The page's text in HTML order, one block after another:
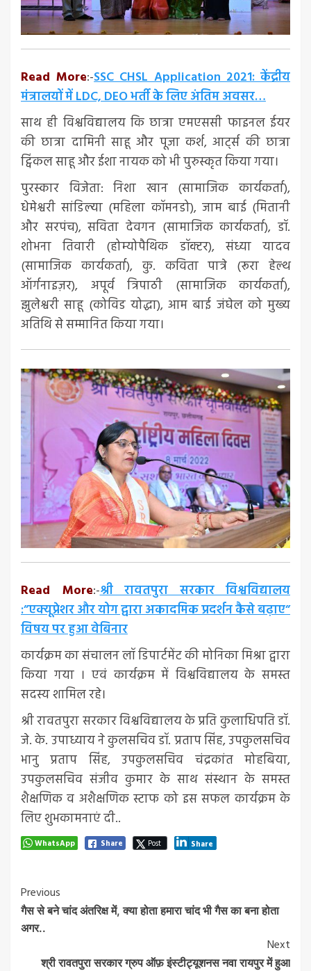
Read More:-SSC CHSL Application 2021: केंद्रीय
मंत्रालयों में LDC, DEO भर्ती के लिए अंतिम अवसर…
साथ ही विश्वविद्यालय कि छात्रा एमएससी फाइनल ईयर
की छात्रा दामिनी साहू और पूजा कर्श, आर्ट्स की छात्रा
ट्विंकल साहू और ईशा नायक को भी पुरुस्कृत किया गया।
पुरस्कार विजेता: निशा खान (सामाजिक कार्यकर्ता),
धेमेश्वरी सांडिल्या (महिला कॉमनडो), जाम बाई (मितानी
और सरपंच), सविता देवगन (सामाजिक कार्यकर्ता), डॉ.
शोभना तिवारी (होम्योपैथिक डॉक्टर), संध्या यादव
(सामाजिक कार्यकर्ता), कु. कविता पात्रे (रूरा हेल्थ
ऑर्गनाइज़र), अपूर्व त्रिपाठी (सामाजिक कार्यकर्ता),
झुलेश्वरी साहू (कोविड योद्धा), आम बाई जंघेल को मुख्य
अतिथि से सम्मानित किया गया।
Read More:-श्री रावतपुरा सरकार विश्वविद्यालय
:”एक्यूप्रेशर और योग द्वारा अकादमिक प्रदर्शन कैसे बढ़ाए”
विषय पर हुआ वेबिनार
कार्यक्रम का संचालन लॉ डिपार्टमेंट की मोनिका मिश्रा द्वारा
किया गया । एवं कार्यक्रम में विश्वविद्यालय के समस्त
सदस्य शामिल रहे।
श्री रावतपुरा सरकार विश्वविद्यालय के प्रति कुलाधिपति डॉ.
जे. के. उपाध्याय ने कुलसचिव डॉ. प्रताप सिंह, उपकुलसचिव
भानु प्रताप सिंह, उपकुलसचिव चंद्रकांत मोहबिया,
उपकुलसचिव संजीव कुमार के साथ संस्थान के समस्त
शैक्षणिक व अशैक्षणिक स्टाफ को इस सफल कार्यक्रम के
लिए शुभकामनाएं दी..
WhatsApp Share Post Share
Post
Navigation
Previous
गैस से बने चांद अंतरिक्ष में, क्या होता हमारा चांद भी गैस का बना होता
अगर..
Next
श्री रावतपुरा सरकार ग्रुप ऑफ़ इंस्टीट्यूशनस नवा रायपुर में हुआ